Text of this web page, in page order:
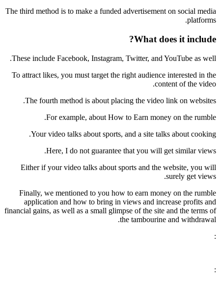
The third method is to make a funded advertisement on social media
platforms.
What does it include?
These include Facebook, Instagram, Twitter, and YouTube as well.
To attract likes, you must target the right audience interested in the
content of the video.
The fourth method is about placing the video link on websites.
For example, about How to Earn money on the rumble.
Your video talks about sports, and a site talks about cooking.
Here, I do not guarantee that you will get similar views.
Either if your video talks about sports and the website, you will
surely get views.
Finally, we mentioned to you how to earn money on the rumble
application and how to bring in views and increase profits and
financial gains, as well as a small glimpse of the site and the terms of
the tambourine and withdrawal.
:
: